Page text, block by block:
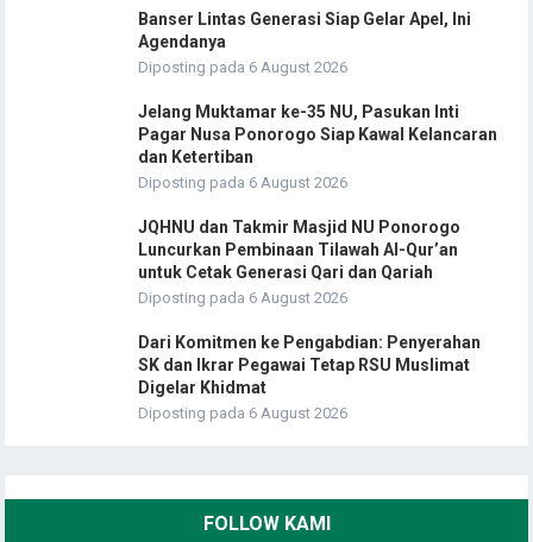
Banser Lintas Generasi Siap Gelar Apel, Ini
Agendanya
Diposting pada 6 August 2026
Jelang Muktamar ke-35 NU, Pasukan Inti
Pagar Nusa Ponorogo Siap Kawal Kelancaran
dan Ketertiban
Diposting pada 6 August 2026
JQHNU dan Takmir Masjid NU Ponorogo
Luncurkan Pembinaan Tilawah Al-Qur’an
untuk Cetak Generasi Qari dan Qariah
Diposting pada 6 August 2026
Dari Komitmen ke Pengabdian: Penyerahan
SK dan Ikrar Pegawai Tetap RSU Muslimat
Digelar Khidmat
Diposting pada 6 August 2026
FOLLOW KAMI